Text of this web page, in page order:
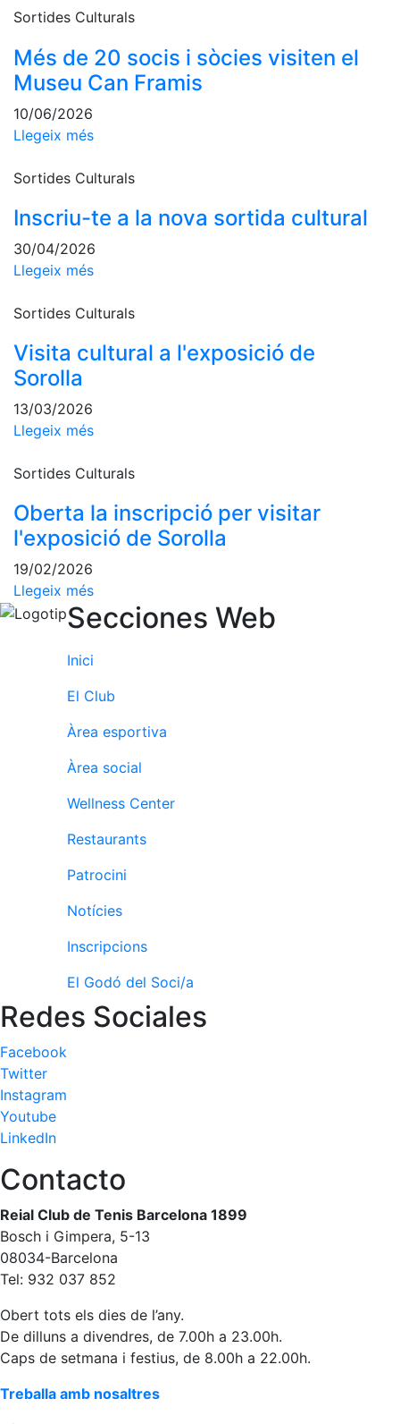
Calendari
d'Activitats
Socials
Jocs de taula
Club
Center
Servei de
Entrenaments
personals
Activitats
Piscina
Normativa
Restaurants
Restaurant
L'Snack
Casa Arilla
Chill Out
Bar
Piscina
socials
Publicitat a la
Revista
Vols ser
del Club?
Notícies
Inscripcions
Soci/a
Sortides Culturals
Més de 20 socis i sòcies visiten el
Museu Can Framis
10/06/2026
Llegeix més
Sortides Culturals
Inscriu-te a la nova sortida cultural
30/04/2026
Llegeix més
Sortides Culturals
Visita cultural a l'exposició de
Sorolla
13/03/2026
Llegeix més
Sortides Culturals
Oberta la inscripció per visitar
l'exposició de Sorolla
19/02/2026
Llegeix més
Secciones Web
Inici
El Club
Àrea esportiva
Àrea social
Wellness Center
Restaurants
Patrocini
Notícies
Inscripcions
El Godó del Soci/a
Redes Sociales
Facebook
Twitter
Instagram
Youtube
LinkedIn
Contacto
Reial Club de Tenis Barcelona 1899
Bosch i Gimpera, 5-13
08034-Barcelona
Tel: 932 037 852
Obert tots els dies de l’any.
De dilluns a divendres, de 7.00h a 23.00h.
Caps de setmana i festius, de 8.00h a 22.00h.
Treballa amb nosaltres